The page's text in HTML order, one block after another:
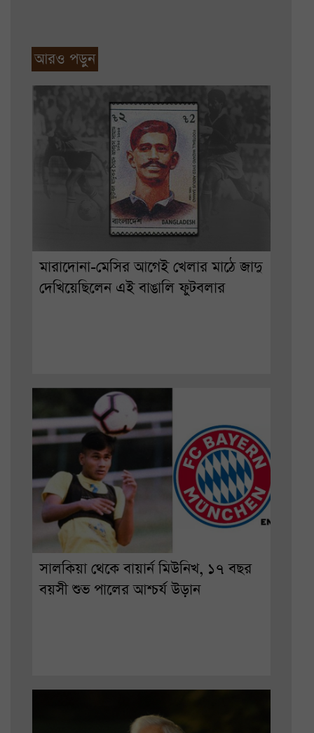
আরও পড়ুন
মারাদোনা-মেসির আগেই খেলার মাঠে জাদু
দেখিয়েছিলেন এই বাঙালি ফুটবলার
সালকিয়া থেকে বায়ার্ন মিউনিখ, ১৭ বছর
বয়সী শুভ পালের আশ্চর্য উড়ান